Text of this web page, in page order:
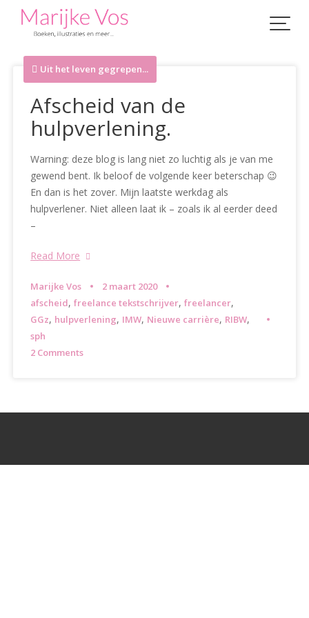
Uit het leven gegrepen...
Afscheid van de
hulpverlening.
Warning: deze blog is lang niet zo luchtig als je van me
gewend bent. Ik beloof de volgende keer beterschap 😉
En dan is het zover. Mijn laatste werkdag als
hulpverlener. Niet alleen laat ik – zoals ik al eerder deed
–
Read More
Marijke Vos
2 maart 2020
afscheid,freelance tekstschrijver,freelancer,
GGz, hulpverlening, IMW, Nieuwe carrière, RIBW,
sph
2 Comments